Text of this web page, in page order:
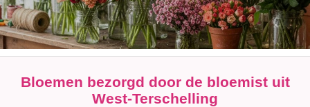
Bloemen bezorgd door de bloemist uit
West-Terschelling